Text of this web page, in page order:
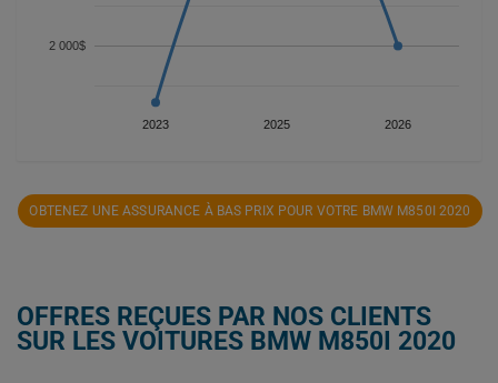
2023 2025 2026
2 000$
OBTENEZ UNE ASSURANCE À BAS PRIX POUR VOTRE BMW M850I 2020
OFFRES REÇUES PAR NOS CLIENTS
SUR LES VOITURES BMW M850I 2020